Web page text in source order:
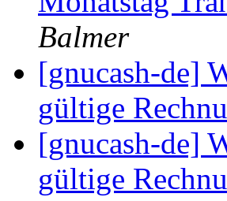
Balmer
[gnucash-de]
gültige
[gnucash-de]
gültige